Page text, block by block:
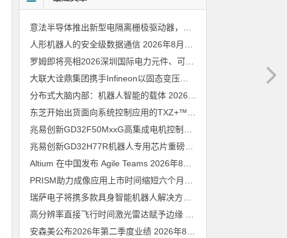
人形机器人的安全级数据通信 2026年8月8日
罗姆即将亮相2026深圳国际电力元件、可再生能源管理展览会暨研讨会
大联大诠鼎集团携手Infineon以固态变压器重构配电效率新标杆
分布式大脑内部：机器人智能的载体 2026年8月6日
兆易创新GD32H77R机器人专用芯片重磅亮相，精准赋能伺服驱动与关节控制
Altium 在中国发布 Agile Teams 2026年8月6日
安森美公布2026年第二季度业绩 2026年8月6日